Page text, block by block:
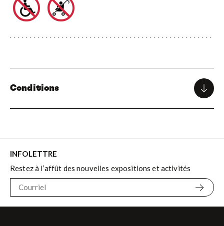
Conditions
service se réserve le droit d’annuler un tour.
Les horaires sont sous réserve de modification sans
préavis. L’annulation d’un tour peut être annoncée
jusqu’à la dernière minute si le capitaine juge que les
INFOLETTRE
Restez à l’affût des nouvelles expositions et activités